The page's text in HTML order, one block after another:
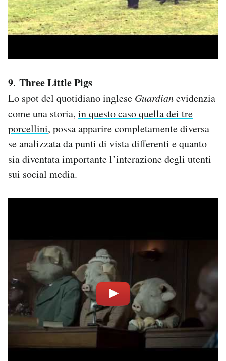
9. Three Little Pigs
Lo spot del quotidiano inglese Guardianevidenzia
come una storia, in questo caso quella dei tre
porcellini, possa apparire completamente diversa
se analizzata da punti di vista differenti e quanto
sia diventata importante l’interazione degli utenti
sui social media.